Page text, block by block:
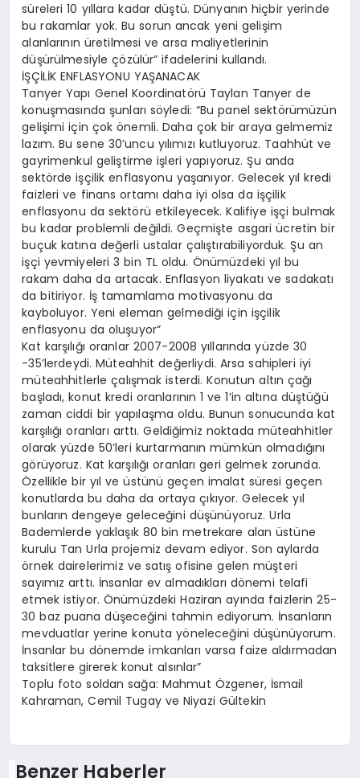
süreleri 10 yıllara kadar düştü. Dünyanın hiçbir yerinde
bu rakamlar yok. Bu sorun ancak yeni gelişim
alanlarının üretilmesi ve arsa maliyetlerinin
düşürülmesiyle çözülür” ifadelerini kullandı.
İŞÇİLİK ENFLASYONU YAŞANACAK
Tanyer Yapı Genel Koordinatörü Taylan Tanyer de
konuşmasında şunları söyledi: “Bu panel sektörümüzün
gelişimi için çok önemli. Daha çok bir araya gelmemiz
lazım. Bu sene 30’uncu yılımızı kutluyoruz. Taahhüt ve
gayrimenkul geliştirme işleri yapıyoruz. Şu anda
sektörde işçilik enflasyonu yaşanıyor. Gelecek yıl kredi
faizleri ve finans ortamı daha iyi olsa da işçilik
enflasyonu da sektörü etkileyecek. Kalifiye işçi bulmak
bu kadar problemli değildi. Geçmişte asgari ücretin bir
buçuk katına değerli ustalar çalıştırabiliyorduk. Şu an
işçi yevmiyeleri 3 bin TL oldu. Önümüzdeki yıl bu
rakam daha da artacak. Enflasyon liyakatı ve sadakatı
da bitiriyor. İş tamamlama motivasyonu da
kayboluyor. Yeni eleman gelmediği için işçilik
enflasyonu da oluşuyor”
Kat karşılığı oranlar 2007-2008 yıllarında yüzde 30
-35’lerdeydi. Müteahhit değerliydi. Arsa sahipleri iyi
müteahhitlerle çalışmak isterdi. Konutun altın çağı
başladı, konut kredi oranlarının 1 ve 1’in altına düştüğü
zaman ciddi bir yapılaşma oldu. Bunun sonucunda kat
karşılığı oranları arttı. Geldiğimiz noktada müteahhitler
olarak yüzde 50’leri kurtarmanın mümkün olmadığını
görüyoruz. Kat karşılığı oranları geri gelmek zorunda.
Özellikle bir yıl ve üstünü geçen imalat süresi geçen
konutlarda bu daha da ortaya çıkıyor. Gelecek yıl
bunların dengeye geleceğini düşünüyoruz. Urla
Bademlerde yaklaşık 80 bin metrekare alan üstüne
kurulu Tan Urla projemiz devam ediyor. Son aylarda
örnek dairelerimiz ve satış ofisine gelen müşteri
sayımız arttı. İnsanlar ev almadıkları dönemi telafi
etmek istiyor. Önümüzdeki Haziran ayında faizlerin 25-
30 baz puana düşeceğini tahmin ediyorum. İnsanların
mevduatlar yerine konuta yöneleceğini düşünüyorum.
İnsanlar bu dönemde imkanları varsa faize aldırmadan
taksitlere girerek konut alsınlar”
Toplu foto soldan sağa: Mahmut Özgener, İsmail
Kahraman, Cemil Tugay ve Niyazi Gültekin
Benzer Haberler